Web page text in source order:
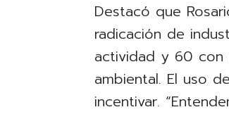
Destacó que
radicación de
actividad y 60 con
ambiental. El uso
incentivar.